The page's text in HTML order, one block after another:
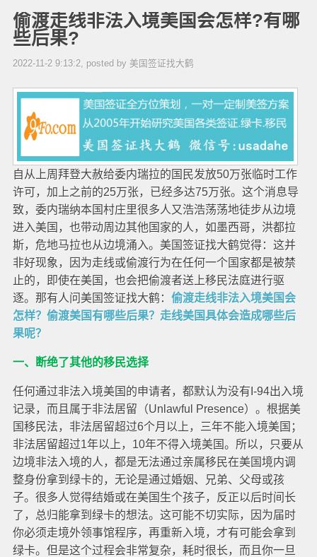
偷渡走线非法入境美国会怎样?有哪
些后果?
2022-11-2 9:13:2, posted by 美国签证找大鹤
自从上周拜登大赦给委内瑞拉的国民发放50万张临时工作
许可，加上之前的25万张，已经多达75万张。这个消息导
致，委内瑞纳本国村庄里很多人又浩浩荡荡地徒步从边境
进入美国，也带动周边其他国家的人，如墨西哥，洪都拉
斯，危地马拉也从边境涌入。美国签证找大鹤觉得：这并
非好现象，因为走线或偷渡行为在任何一个国家都是被禁
止的，即使在美国，也会把偷渡者送上移民法庭进行驱
逐。那有人问美国签证找大鹤： 偷渡走线非法入境美国会
怎样？偷渡美国有哪些后果？走线美国具体会造成哪些后
果呢？
一、断绝了其他的移民选择
任何通过非法入境美国的申请者，都默认为没有I-94出入境
记录，而且属于非法居留（Unlawful Presence）。根据美
国移民法，非法居留超过6个月以上，三年不能入境美国；
非法居留超过1年以上，10年不得入境美国。所以，只要从
边境非法入境的人，都是无法通过亲属移民在美国境内调
整身份拿到绿卡的，无论是通过婚姻、兄弟、父母或孩
子。很多人觉得结婚或在美国生个孩子，反正以后时间长
了，总归能拿到绿卡的想法。这可能不切实际，因为届时
你必须走境外领事馆程序，再重新入境，才有可能会拿到
绿卡。但是这个过程会非常复杂，耗时很长，而且你一旦